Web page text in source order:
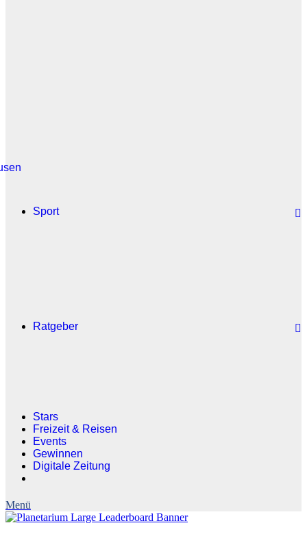
Sport
Ratgeber
Stars
Freizeit & Reisen
Events
Gewinnen
Digitale Zeitung